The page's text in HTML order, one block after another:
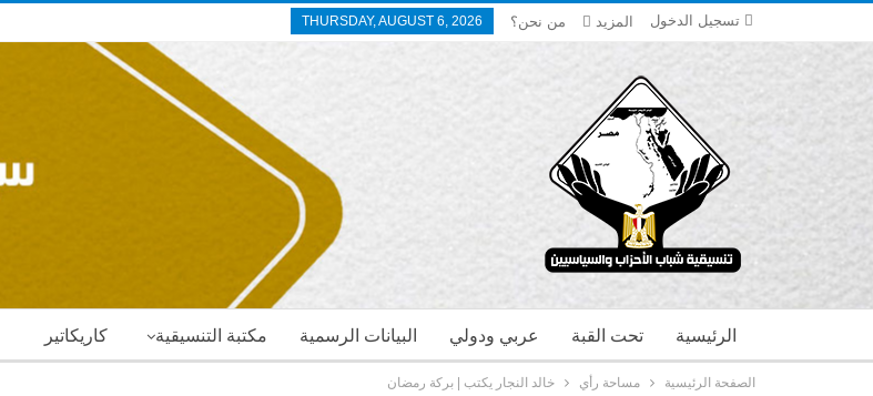
تسجيل الدخول THURSDAY, AUGUST 6, 2026 من نحن؟ المزيد
كاريكاتير مكتبة التنسيقية البيانات الرسمية عربي ودولي تحت القبة الرئيسية
الصفحة الرئيسية مساحة رأي خالد النجار يكتب | بركة رمضان